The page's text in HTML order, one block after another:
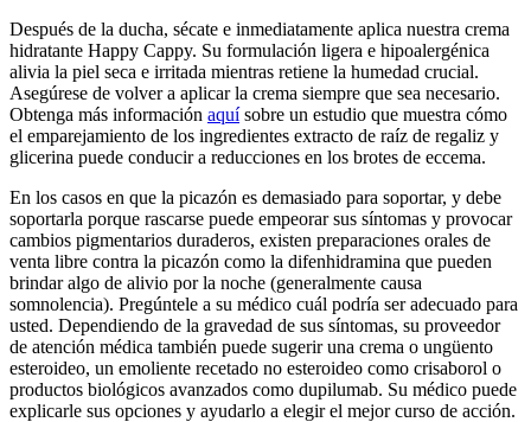
Después de la ducha, sécate e inmediatamente aplica nuestra crema
hidratante Happy Cappy. Su formulación ligera e hipoalergénica
alivia la piel seca e irritada mientras retiene la humedad crucial.
Asegúrese de volver a aplicar la crema siempre que sea necesario.
Obtenga más información aquísobre un estudio que muestra cómo
el emparejamiento de los ingredientes extracto de raíz de regaliz y
glicerina puede conducir a reducciones en los brotes de eccema.
En los casos en que la picazón es demasiado para soportar, y debe
soportarla porque rascarse puede empeorar sus síntomas y provocar
cambios pigmentarios duraderos, existen preparaciones orales de
venta libre contra la picazón como la difenhidramina que pueden
brindar algo de alivio por la noche (generalmente causa
somnolencia). Pregúntele a su médico cuál podría ser adecuado para
usted. Dependiendo de la gravedad de sus síntomas, su proveedor
de atención médica también puede sugerir una crema o ungüento
esteroideo, un emoliente recetado no esteroideo como crisaborol o
productos biológicos avanzados como dupilumab. Su médico puede
explicarle sus opciones y ayudarlo a elegir el mejor curso de acción.